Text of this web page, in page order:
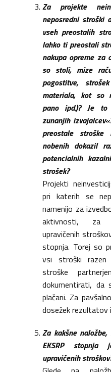
Za projekte
neposredni stroški
vseh preostalih
lahko ti preostali
nakupa opreme za
so stoli, mize
pogostitve,
materiala, kot so
pano ipd.)? Je to
zunanjih
preostale
nobenih dokazil
potencialnih
strošek?
Projekti
pri katerih se
namenijo za
aktivnosti, za
upravičenih
stopnja. Torej so
vsi stroški
stroške
dokumentirati, da
plačani. Za
dosežek rezultatov
Za kakšne
EKSRP
upravičenih